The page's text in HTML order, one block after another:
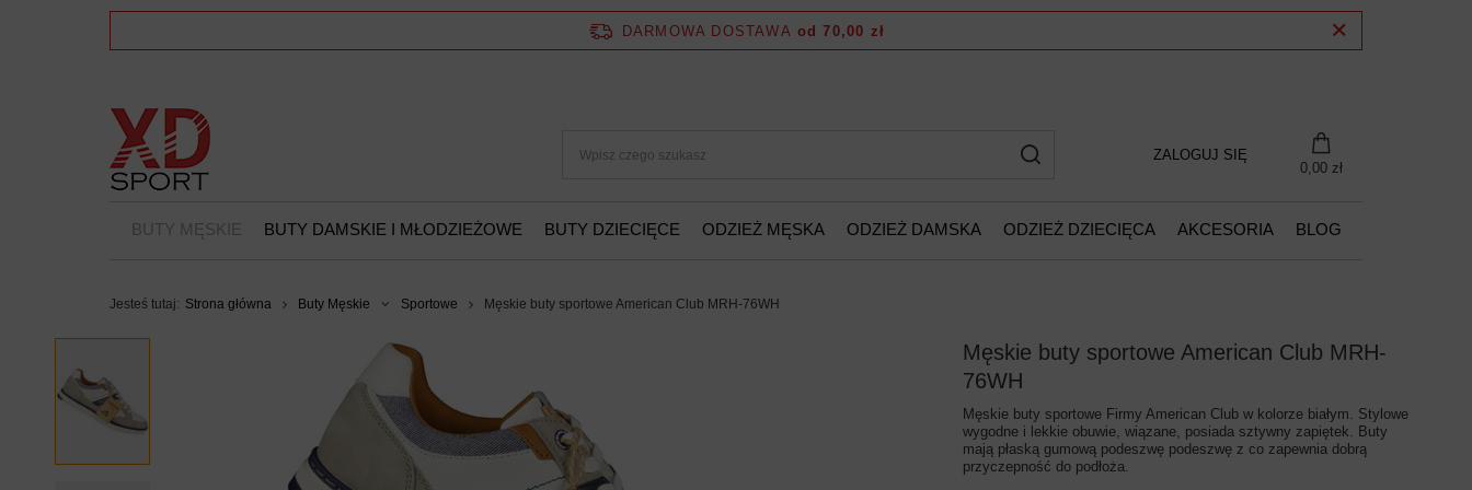
DARMOWA DOSTAWA od 70,00 zł
ZALOGUJ SIĘ
0,00 zł
BUTY MĘSKIE BUTY DAMSKIE I MŁODZIEŻOWE BUTY DZIECIĘCE ODZIEŻ MĘSKA ODZIEŻ DAMSKA ODZIEŻ DZIECIĘCA AKCESORIA BLOG
Jesteś tutaj: Strona główna Buty Męskie Sportowe Męskie buty sportowe American Club MRH-76WH
Męskie buty sportowe American Club MRH-
76WH
Męskie buty sportowe Firmy American Club w kolorze białym. Stylowe
wygodne i lekkie obuwie, wiązane, posiada sztywny zapiętek. Buty
mają płaską gumową podeszwę podeszwę z co zapewnia dobrą
przyczepność do podłoża.